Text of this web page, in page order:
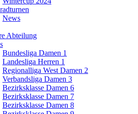
News
Abteilung
Bundesliga Damen 1
Landesliga Herren 1
Regionalliga West Damen 2
Verbandsliga Damen 3
Bezirksklasse Damen 6
Bezirksklasse Damen 7
Bezirksklasse Damen 8